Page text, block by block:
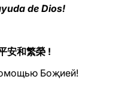
de Dios!
安和繁榮 !
Боҗией!